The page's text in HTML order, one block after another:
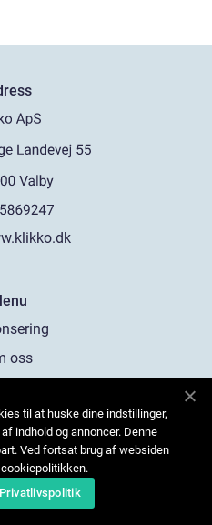
oss
oss
til at huske dine indstillinger,
indhold og annoncer. Denne
Ved fortsat brug af websiden
Privatlivspolitik